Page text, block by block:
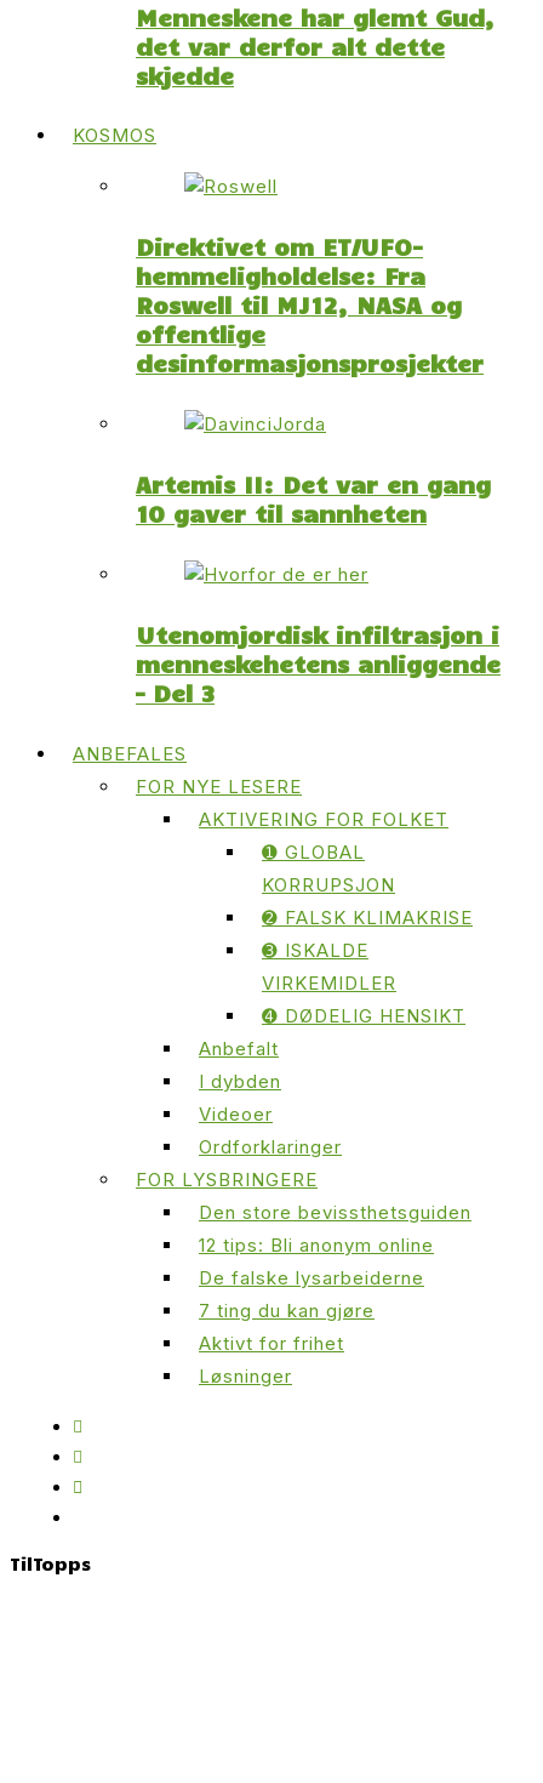
Menneskene har glemt Gud,
det var derfor alt dette
skjedde
KOSMOS
Direktivet om ET/UFO-
hemmeligholdelse: Fra
Roswell til MJ12, NASA og
offentlige
desinformasjonsprosjekter
Artemis II: Det var en gang
10 gaver til sannheten
Utenomjordisk infiltrasjon i
menneskehetens anliggende
– Del 3
ANBEFALES
FOR NYE LESERE
AKTIVERING FOR FOLKET
➊ GLOBAL
KORRUPSJON
➋ FALSK KLIMAKRISE
➌ ISKALDE
VIRKEMIDLER
➍ DØDELIG HENSIKT
Anbefalt
I dybden
Videoer
Ordforklaringer
FOR LYSBRINGERE
Den store bevissthetsguiden
12 tips: Bli anonym online
De falske lysarbeiderne
7 ting du kan gjøre
Aktivt for frihet
Løsninger
TilTopps